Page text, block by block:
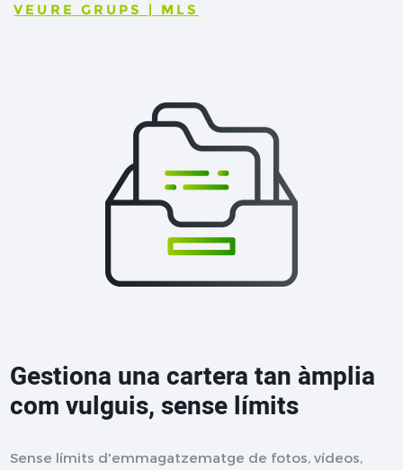
VEURE GRUPS | MLS
Gestiona una cartera tan àmplia
com vulguis, sense límits
Sense límits d'emmagatzematge de fotos, vídeos,